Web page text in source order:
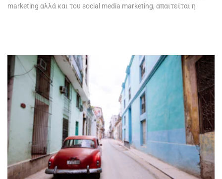
marketing αλλά και του social media marketing, απαιτείται η